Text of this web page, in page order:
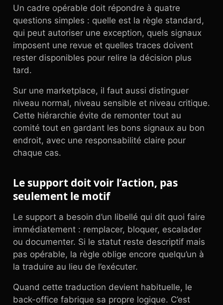
Un cadre opérable doit répondre à quatre
questions simples : quelle est la règle standard,
qui peut autoriser une exception, quels signaux
imposent une revue et quelles traces doivent
rester disponibles pour relire la décision plus
tard.
Sur une marketplace, il faut aussi distinguer
niveau normal, niveau sensible et niveau critique.
Cette hiérarchie évite de remonter tout au
comité tout en gardant les bons signaux au bon
endroit, avec une responsabilité claire pour
chaque cas.
Le support doit voir l’action, pas
seulement le motif
Le support a besoin d’un libellé qui dit quoi faire
immédiatement : remplacer, bloquer, escalader
ou documenter. Si le statut reste descriptif mais
pas opérable, la règle oblige encore quelqu’un à
la traduire au lieu de l’exécuter.
Quand cette traduction devient habituelle, le
back-office fabrique sa propre logique. C’est